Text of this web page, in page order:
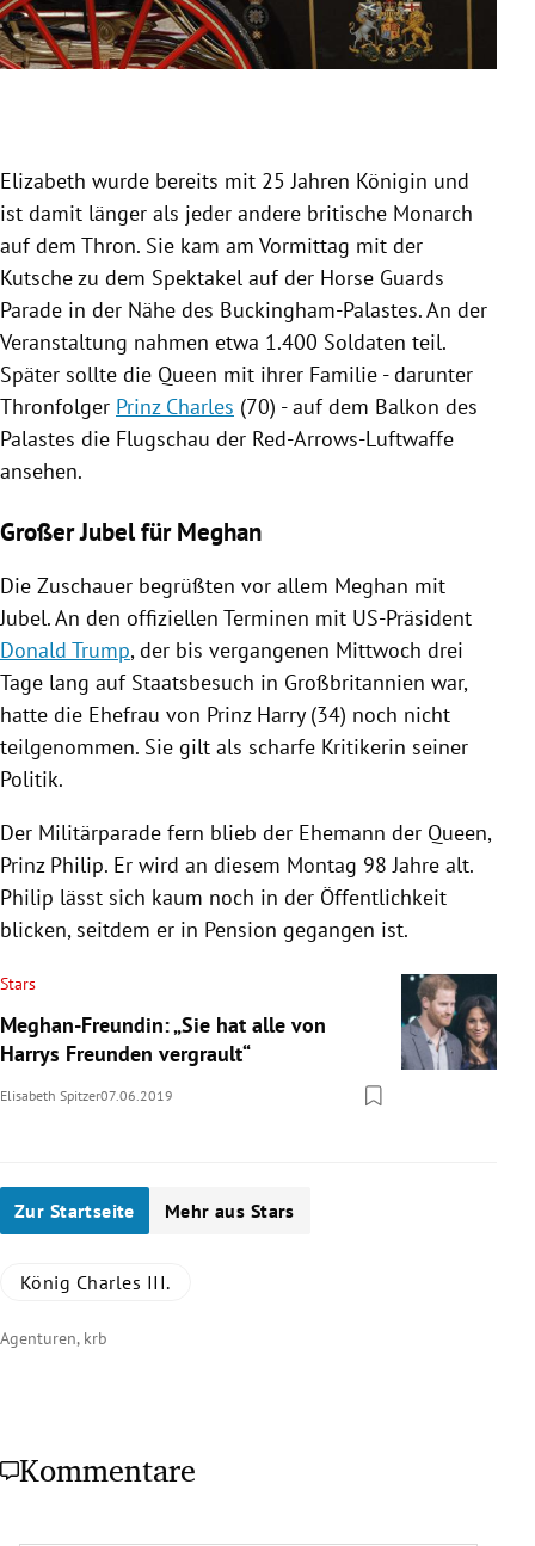
Elizabeth wurde bereits mit 25 Jahren Königin und
ist damit länger als jeder andere britische Monarch
auf dem Thron. Sie kam am Vormittag mit der
Kutsche zu dem Spektakel auf der Horse Guards
Parade in der Nähe des Buckingham-Palastes. An der
Veranstaltung nahmen etwa 1.400 Soldaten teil.
Später sollte die Queen mit ihrer Familie - darunter
Thronfolger Prinz Charles (70) - auf dem Balkon des
Palastes die Flugschau der Red-Arrows-Luftwaffe
ansehen.
Großer Jubel für Meghan
Die Zuschauer begrüßten vor allem Meghan mit
Jubel. An den offiziellen Terminen mit US-Präsident
Donald Trump, der bis vergangenen Mittwoch drei
Tage lang auf Staatsbesuch in Großbritannien war,
hatte die Ehefrau von Prinz Harry(34) noch nicht
teilgenommen. Sie gilt als scharfe Kritikerin seiner
Politik.
Der Militärparade fern blieb der Ehemann der Queen,
Prinz Philip. Er wird an diesem Montag 98 Jahre alt.
Philip lässt sich kaum noch in der Öffentlichkeit
blicken, seitdem er in Pension gegangen ist.
Stars
Meghan-Freundin: „Sie hat alle von
Harrys Freunden vergrault“
Elisabeth Spitzer07.06.2019
Zur Startseite Mehr aus Stars
König Charles III.
Agenturen, krb
Kommentare